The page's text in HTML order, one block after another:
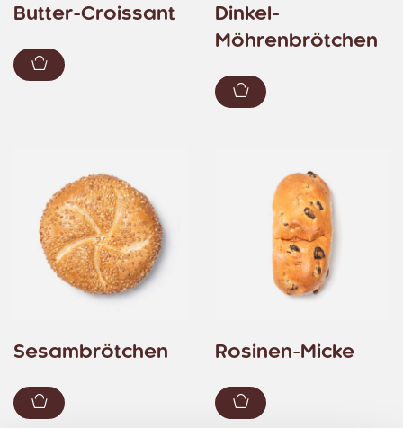
Butter-Croissant
Zum Warenkorb hinzufügen
Dinkel-
Möhrenbrötchen
Zum Warenkorb
Sesambrötchen
Zum Warenkorb hinzufügen
Rosinen-Micke
Zum Warenkorb